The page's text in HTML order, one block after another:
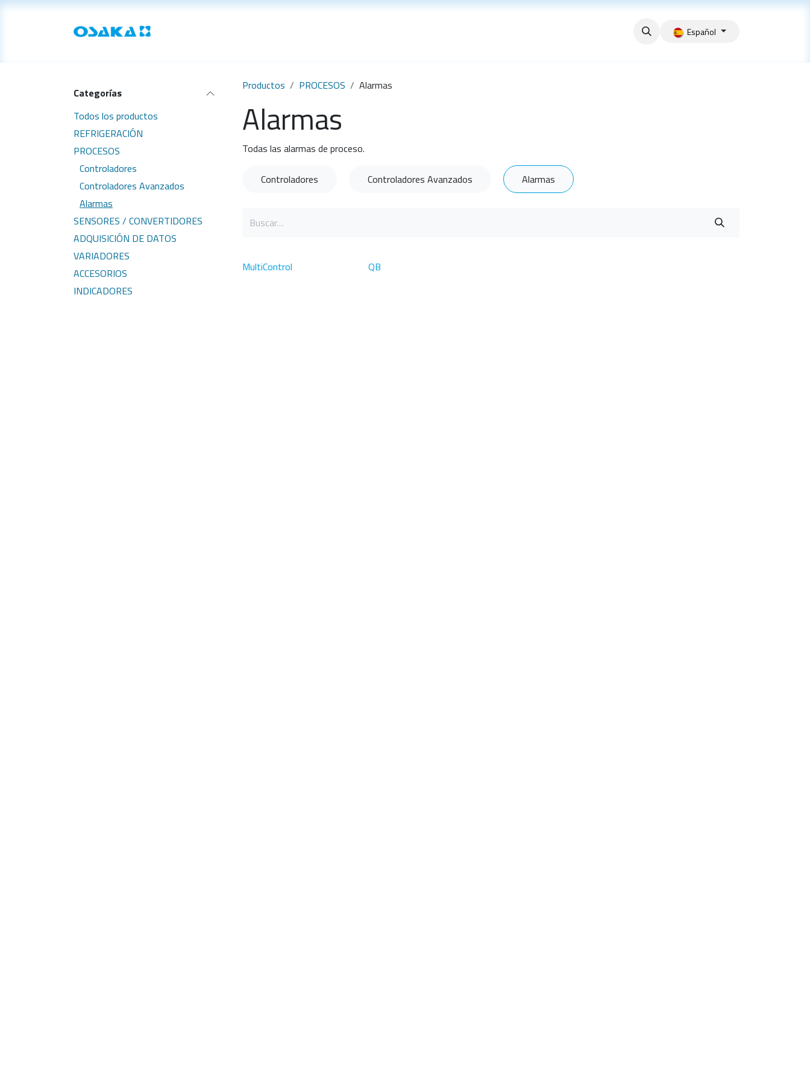
Ir al contenido
Español
Categorías
Todos los productos
REFRIGERACIÓN
PROCESOS
Controladores
Controladores Avanzados
Alarmas
SENSORES / CONVERTIDORES
ADQUISICIÓN DE DATOS
VARIADORES
ACCESORIOS
INDICADORES
Productos PROCESOS Alarmas
Alarmas
Todas las alarmas de proceso.
Controladores Controladores Avanzados Alarmas
MultiControl QB